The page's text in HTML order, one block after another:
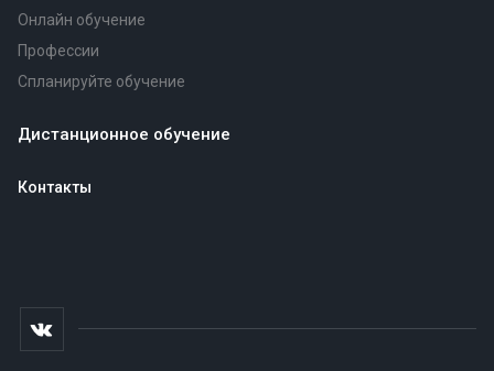
Онлайн обучение
Профессии
Спланируйте обучение
Дистанционное обучение
Контакты